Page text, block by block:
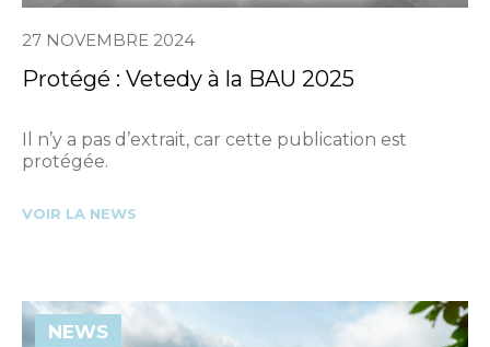
27 NOVEMBRE 2024
Protégé : Vetedy à la BAU 2025
Il n’y a pas d’extrait, car cette publication est
protégée.
VOIR LA NEWS
NEWS